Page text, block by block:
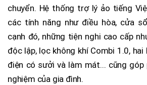
chuyển. Hệ thống trợ lý ảo tiếng
các tính năng như điều hòa, cửa
cạnh đó, những tiện nghi cao cấp
độc lập, lọc không khí Combi 1.0, hai
điện có sưởi và làm mát... cũng
nghiệm của gia đình.